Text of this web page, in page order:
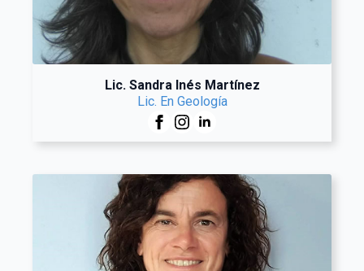
Lic. Sandra Inés Martínez
Lic. En Geología